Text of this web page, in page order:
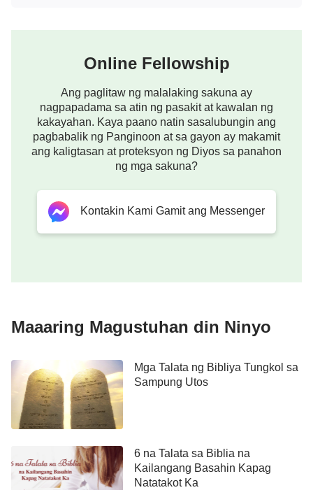
Manatili kayong palagi sa pananalangin, na kayo'y
mangagpuyat na may pagpapasalamat.
1 Paralipomeno 16:34
Oh mangagpasalamat kayo sa Panginoon;
kaawaan ay magpakailan man.
Awit 118:28
ikaw ay aking Dios, aking ibubunyi ka.
Awit 100:4
na may pagpapasalamat, at sa kaniyang looban na
may pagpupuri: mangagpasalamat kayo sa kaniya,
at purihin ninyo ang kaniyang pangalan.
Rekomendasyon:
Mga Bersikulo sa Biblia
Online Fellowship
Ang paglitaw ng malalaking sakuna ay
nagpapadama sa atin ng pasakit at kawalan ng
kakayahan. Kaya paano natin sasalubungin ang
pagbabalik ng Panginoon at sa gayon ay makamit
ang kaligtasan at proteksyon ng Diyos sa panahon
ng mga sakuna?
Kontakin Kami Gamit ang Messenger
Maaaring Magustuhan din Ninyo
Mga Talata ng Bibliya Tungkol sa
Sampung Utos
6 na Talata sa Biblia na
Kailangang Basahin Kapag
Natatakot Ka